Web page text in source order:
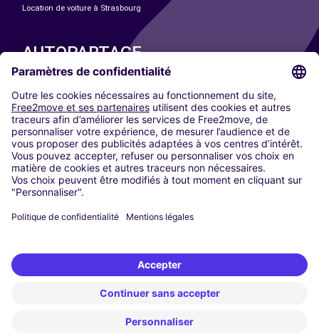
Location de voiture à Strasbourg
AUTOPARTAGE
Paris
Madrid
Washington DC
Milan
Rome
Turin
Vienne
Berlin
Düsseldorf